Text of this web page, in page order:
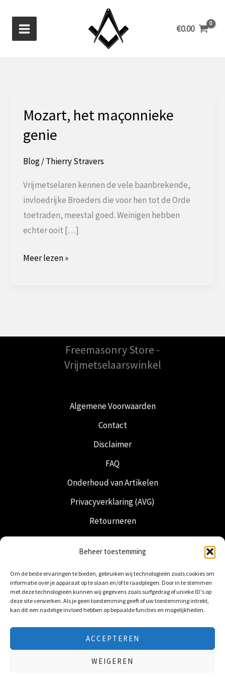
Beheer toestemming
Om de beste ervaringen te bieden, gebruiken wij technologieën zoals cookies om
informatie over je apparaat op te slaan en/of te raadplegen. Door in te stemmen
met deze technologieën kunnen wij gegevens zoals surfgedrag of unieke ID's op
deze site verwerken. Als je geen toestemming geeft of uw toestemming intrekt,
kan dit een nadelige invloed hebben op bepaalde functies en mogelijkheden.
ACCEPTEREN
WEIGEREN
€0.00
Mozart, het maçonnieke
genie
Blog/Thierry Stravers
Vrijmetselaren kennen de vele baanbrekende,
invloedrijke Broeders die voor hen tot de Orde
toetraden, meestal goed. Weinigen hebben
echter ooit […]
Mozart,
Meer lezen »
Freemasonry Store -
Vrijmetselaarswinkel
Algemene Voorwaarden
Contact
Disclaimer
FAQ
Onderhoud van Artikelen
Privacyverklaring (AVG)
Retourneren
Verzending & Levering
Nederlandse Regalia
© 2026 Freemasonry Store - Vrijmetselaarswinkel.